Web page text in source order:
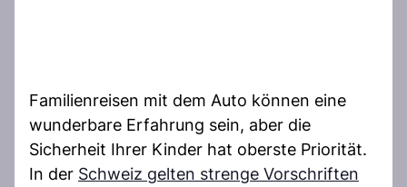
Familienreisen mit dem Auto können eine
wunderbare Erfahrung sein, aber die
Sicherheit Ihrer Kinder hat oberste Priorität.
In der Schweiz gelten strenge Vorschriften